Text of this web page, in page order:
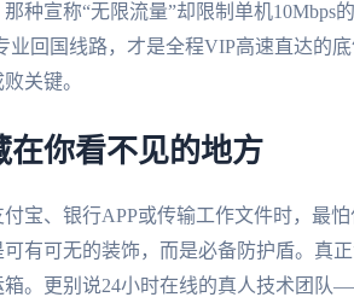
种宣称“无限流量”却限制单机10Mbps
业回国线路，才是全程VIP高速直达的
关键。
在你看不见的地方
宝、银行APP或传输工作文件时，最
有可无的装饰，而是必备防护盾。真
。更别说24小时在线的真人技术团